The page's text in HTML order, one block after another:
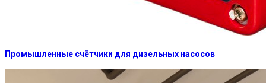
Промышленные счётчики для дизельных насосов